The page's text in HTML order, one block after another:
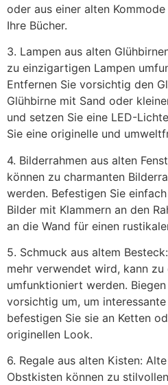
oder aus einer alten
Ihre Bücher.
3. Lampen aus alten
zu einzigartigen Lampen
Entfernen Sie vorsichtig den
Glühbirne mit Sand oder
und setzen Sie eine LED-
Sie eine originelle und
4. Bilderrahmen aus alten
können zu charmanten
werden. Befestigen Sie
Bilder mit Klammern an den
an die Wand für einen
5. Schmuck aus altem
mehr verwendet wird, kann
umfunktioniert werden.
vorsichtig um, um
befestigen Sie sie an Ketten
originellen Look.
6. Regale aus alten Kisten:
Obstkisten können zu